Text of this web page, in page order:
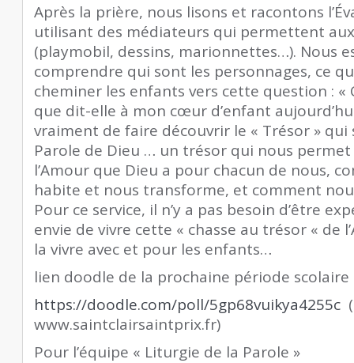
Après la prière, nous lisons et racontons
utilisant des médiateurs qui permettent aux
(playmobil, dessins, marionnettes…). Nous
comprendre qui sont les personnages, ce
cheminer les enfants vers cette question :
que dit-elle à mon cœur d’enfant aujourd’hui
vraiment de faire découvrir le « Trésor » qui
Parole de Dieu … un trésor qui nous
l’Amour que Dieu a pour chacun de nous,
habite et nous transforme, et comment
Pour ce service, il n’y a pas besoin d’être
envie de vivre cette « chasse au trésor « de
la vivre avec et pour les enfants…
lien doodle de la prochaine période
https://doodle.com/poll/5gp68vuikya4255c
www.saintclairsaintprix.fr)
Pour l’équipe « Liturgie de la Parole »